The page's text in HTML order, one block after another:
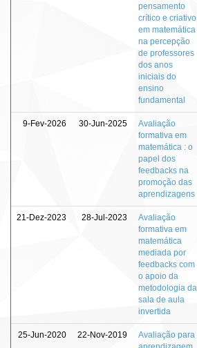
pensamento
crítico e criativo
em matemática
na percepção
de professores
dos anos
iniciais do
ensino
fundamental
9-Fev-2026 30-Jun-2025
Avaliação
formativa em
matemática : o
papel dos
feedbacks na
promoção das
aprendizagens
21-Dez-2023 28-Jul-2023
Avaliação
formativa em
matemática
mediada por
feedbacks com
o apoio da
metodologia da
sala de aula
invertida
25-Jun-2020 22-Nov-2019
Avaliação para